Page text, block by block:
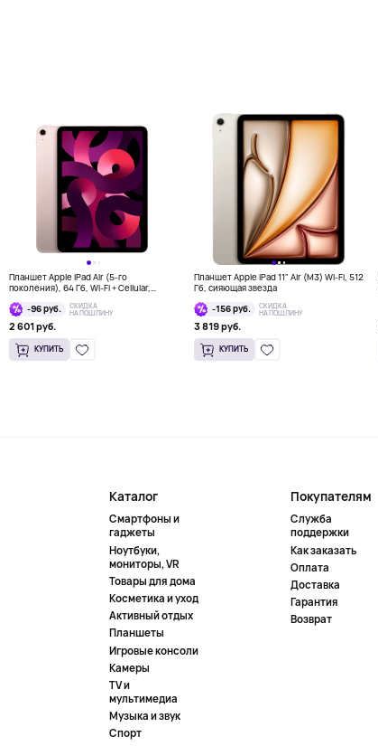
Планшет Apple iPad Air (5-го
поколения), 64 Гб, Wi-Fi + Cellular,
-96 руб.
СКИДКА
НА ПОШЛИНУ
2 601 руб.
КУПИТЬ
Планшет Apple iPad 11" Air (M3) Wi-Fi, 512
Гб, сияющая звезда
-156 руб.
СКИДКА
НА ПОШЛИНУ
3 819 руб.
КУПИТЬ
Каталог
Смартфоны и
гаджеты
Ноутбуки,
мониторы, VR
Товары для дома
Косметика и уход
Активный отдых
Планшеты
Игровые консоли
Камеры
TV и
мультимедиа
Музыка и звук
Спорт
Покупателям
Служба
поддержки
Как заказать
Оплата
Доставка
Гарантия
Возврат